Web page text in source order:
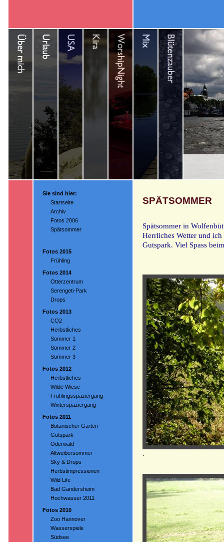
Sie sind hier:
Startseite
Archiv
Fotos 2006
Spätsommer
Fotos 2015
Frühling
Fotos 2014
Otterzentrum
Serengeti-Park
Drops
Fotos 2013
CO2
Herbstliches
Sommer 1
Sommer 2
Sommer 3
Fotos 2012
Herbstliches
Wilde Wiese
Frühlingsspaziergang
Winterspaziergang
Fotos 2011
Botanischer Garten
Gutspark
Oderwald
Altweibersommer
Sky & Drops
Herbstimpressionen
Wild Life
Bad Gandersheim
Hochwasser 2011
Fotos 2010
Zoo Hannover
Wasserspiele
Südsee
SPÄTSOMMER
Spätsommer in
Herrliches Wetter und
Gutspark. Viel Spass
...
.